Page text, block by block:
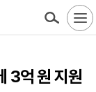
3억 원 지원